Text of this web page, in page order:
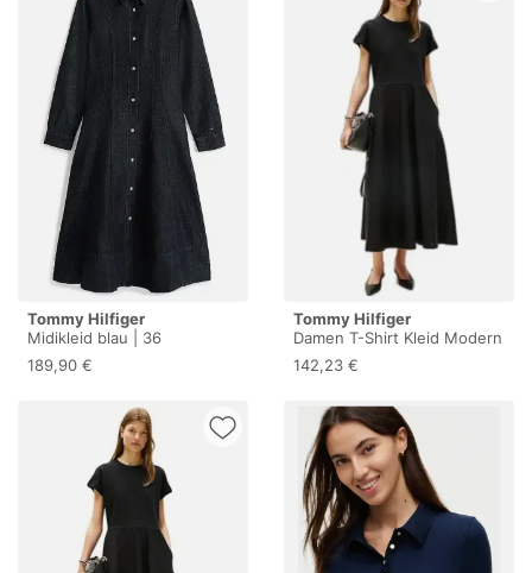
Tommy Hilfiger
Midikleid blau | 36
189,90 €
Tommy Hilfiger
Damen T-Shirt Kleid Modern
Cody Midi Mix Fit & Flare,
Schwarz (Black), XXL
142,23 €